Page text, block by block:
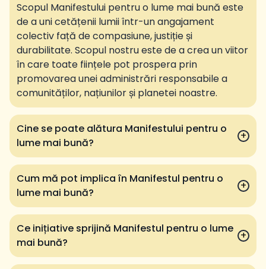
Scopul Manifestului pentru o lume mai bună este
de a uni cetățenii lumii într-un angajament
colectiv față de compasiune, justiție și
durabilitate. Scopul nostru este de a crea un viitor
în care toate ființele pot prospera prin
promovarea unei administrări responsabile a
comunităților, națiunilor și planetei noastre.
Cine se poate alătura Manifestului pentru o
lume mai bună?
+
Cum mă pot implica în Manifestul pentru o
lume mai bună?
+
Ce inițiative sprijină Manifestul pentru o lume
mai bună?
+